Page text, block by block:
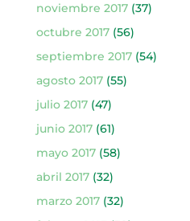
noviembre 2017(37)
octubre 2017(56)
septiembre 2017(54)
agosto 2017(55)
julio 2017(47)
junio 2017(61)
mayo 2017(58)
abril 2017(32)
marzo 2017(32)